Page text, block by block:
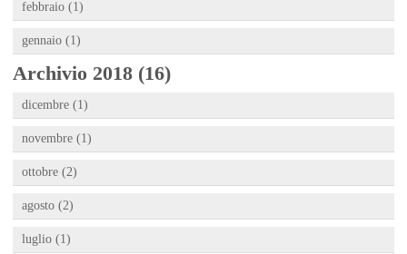
febbraio (1)
gennaio (1)
Archivio 2018 (16)
dicembre (1)
novembre (1)
ottobre (2)
agosto (2)
luglio (1)